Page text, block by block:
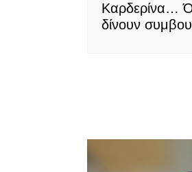
Καρδερίνα…
δίνουν